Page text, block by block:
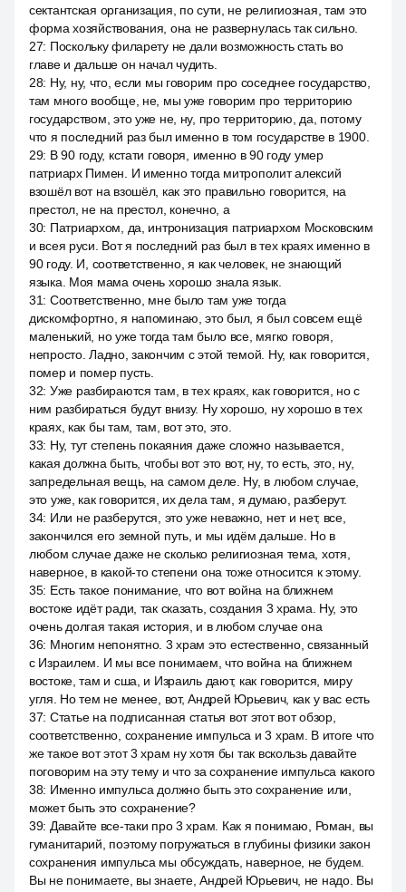
сектантская организация, по сути, не религиозная, там это
форма хозяйствования, она не развернулась так сильно.
27: Поскольку филарету не дали возможность стать во
главе и дальше он начал чудить.
28: Ну, ну, что, если мы говорим про соседнее государство,
там много вообще, не, мы уже говорим про территорию
государством, это уже не, ну, про территорию, да, потому
что я последний раз был именно в том государстве в 1900.
29: В 90 году, кстати говоря, именно в 90 году умер
патриарх Пимен. И именно тогда митрополит алексий
взошёл вот на взошёл, как это правильно говорится, на
престол, не на престол, конечно, а
30: Патриархом, да, интронизация патриархом Московским
и всея руси. Вот я последний раз был в тех краях именно в
90 году. И, соответственно, я как человек, не знающий
языка. Моя мама очень хорошо знала язык.
31: Соответственно, мне было там уже тогда
дискомфортно, я напоминаю, это был, я был совсем ещё
маленький, но уже тогда там было все, мягко говоря,
непросто. Ладно, закончим с этой темой. Ну, как говорится,
помер и помер пусть.
32: Уже разбираются там, в тех краях, как говорится, но с
ним разбираться будут внизу. Ну хорошо, ну хорошо в тех
краях, как бы там, там, вот это, это.
33: Ну, тут степень покаяния даже сложно называется,
какая должна быть, чтобы вот это вот, ну, то есть, это, ну,
запредельная вещь, на самом деле. Ну, в любом случае,
это уже, как говорится, их дела там, я думаю, разберут.
34: Или не разберутся, это уже неважно, нет и нет, все,
закончился его земной путь, и мы идём дальше. Но в
любом случае даже не сколько религиозная тема, хотя,
наверное, в какой-то степени она тоже относится к этому.
35: Есть такое понимание, что вот война на ближнем
востоке идёт ради, так сказать, создания 3 храма. Ну, это
очень долгая такая история, и в любом случае она
36: Многим непонятно. 3 храм это естественно, связанный
с Израилем. И мы все понимаем, что война на ближнем
востоке, там и сша, и Израиль дают, как говорится, миру
угля. Но тем не менее, вот, Андрей Юрьевич, как у вас есть
37: Статье на подписанная статья вот этот вот обзор,
соответственно, сохранение импульса и 3 храм. В итоге что
же такое вот этот 3 храм ну хотя бы так вскользь давайте
поговорим на эту тему и что за сохранение импульса какого
38: Именно импульса должно быть это сохранение или,
может быть это сохранение?
39: Давайте все-таки про 3 храм. Как я понимаю, Роман, вы
гуманитарий, поэтому погружаться в глубины физики закон
сохранения импульса мы обсуждать, наверное, не будем.
Вы не понимаете, вы знаете, Андрей Юрьевич, не надо. Вы